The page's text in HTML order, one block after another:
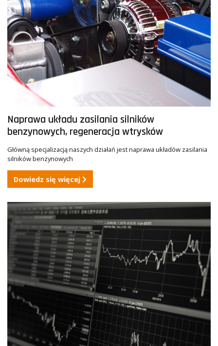
Naprawa układu zasilania silników
benzynowych, regeneracja wtrysków
Główną specjalizacją naszych działań jest naprawa układów zasilania
silników benzynowych
Dowiedz się więcej